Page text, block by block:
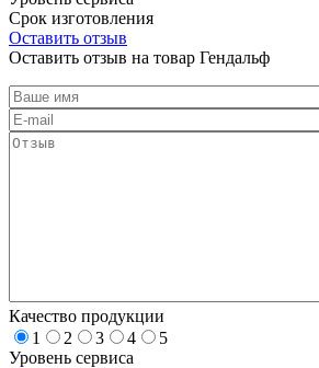
Срок изготовления
Оставить отзыв
Оставить отзыв на товар Гендальф
Качество продукции
1
2 3 4
5
Уровень сервиса